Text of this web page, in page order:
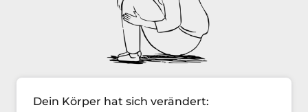
Dein Körper hat sich verändert: